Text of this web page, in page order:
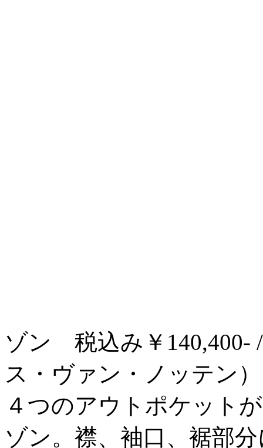
ゾン 税込み￥140,400-
ス・ヴァン・ノッテン）
４つのアウトポケット
ゾン。襟、袖口、裾部